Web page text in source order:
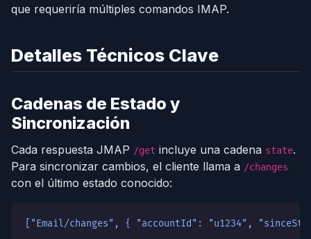
que requeriría múltiples comandos IMAP.
Detalles Técnicos Clave
Cadenas de Estado y
Sincronización
Cada respuesta JMAP /get incluye una cadena state.
Para sincronizar cambios, el cliente llama a /changes
con el último estado conocido:
["Email/changes", { "accountId": "u1234",